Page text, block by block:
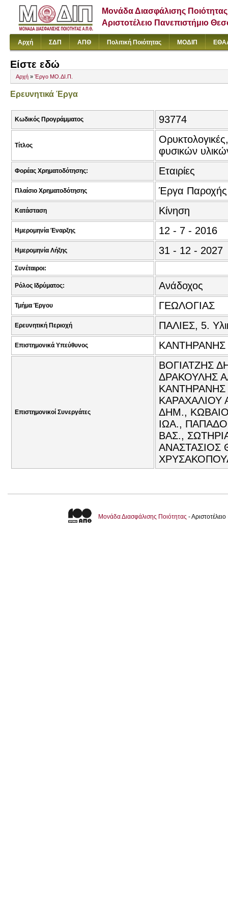
Μονάδα Διασφάλισης Ποιότητας
Αριστοτέλειο Πανεπιστήμιο
Αρχή ΣΔΠ ΑΠΘ Πολιτική Ποιότητας ΜΟΔΙΠ
Είστε εδώ
Αρχή » Έργο ΜΟ.ΔΙ.Π.
Ερευνητικά Έργα
Κωδικός Προγράμματος 93774
Τίτλος
φυσικών
Φορέας Χρηματοδότησης: Εταιρίες
Πλαίσιο Χρηματοδότησης Έργα
Κατάσταση Κίνηση
Ημερομηνία Έναρξης 12 - 7 - 2016
Ημερομηνία Λήξης 31 - 12 - 2027
Συνέταιροι:
Ρόλος Ιδρύματος: Ανάδοχος
Τμήμα Έργου ΓΕΩΛΟΓΙΑΣ
Ερευνητική Περιοχή ΠΑΛΙΕΣ, 5.
Επιστημονικά Υπεύθυνος
Επιστημονικοί Συνεργάτες
ΒΟΓΙΑΤΖΗΣ
ΔΡΑΚΟΥΛΗΣ
ΚΑΝΤΗΡΑΝΗΣ
ΚΑΡΑΧΑΛΙΟΥ
ΔΗΜ.,
ΙΩΑ.,
ΒΑΣ.,
ΑΝΑΣΤΑΣΙΟΣ
Μονάδα Διασφάλισης Ποιότητας -